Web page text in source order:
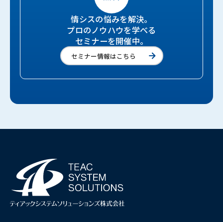
情シスの悩みを解決。
プロのノウハウを学べる
セミナーを開催中。
セミナー情報はこちら